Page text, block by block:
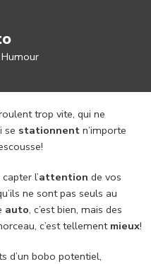
Humour
trop vite, qui ne
se stationnent n’importe
l’attention de vos
ne sont pas seuls au
auto, c’est bien, mais des
c’est tellementmieux!
d’un bobo potentiel,